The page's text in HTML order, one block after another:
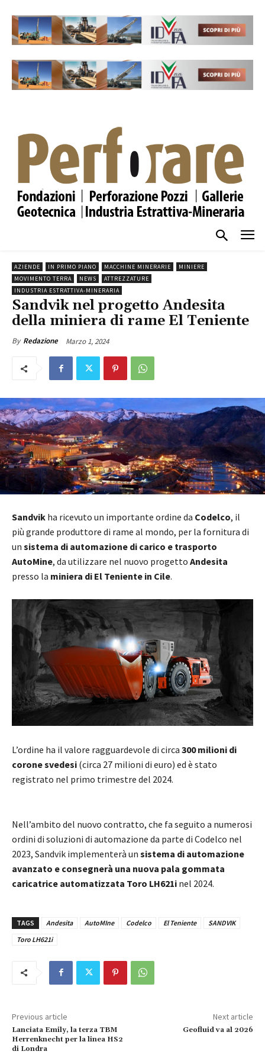
AZIENDE IN PRIMO PIANO MACCHINE MINERARIE
MINIERE
MOVIMENTO TERRA
NEWS
ATTREZZATURE
INDUSTRIA ESTRATTIVA-MINERARIA
Sandvik nel progetto Andesita
della miniera di rame El Teniente
By Redazione Marzo 1, 2024
Sandvik ha ricevuto un importante ordine da Codelco, il
più grande produttore di rame al mondo, per la fornitura di
un sistema di automazione di carico e trasporto
AutoMine, da utilizzare nel nuovo progetto Andesita
presso la miniera di El Teniente in Cile.
L’ordine ha il valore ragguardevole di circa 300 milioni di
corone svedesi (circa 27 milioni di euro) ed è stato
registrato nel primo trimestre del 2024.
Nell’ambito del nuovo contratto, che fa seguito a numerosi
ordini di soluzioni di automazione da parte di Codelco nel
2023, Sandvik implementerà un sistema di automazione
avanzato e consegnerà una nuova pala gommata
caricatrice automatizzata Toro LH621i nel 2024.
TAGS Andesita AutoMIne Codelco El Teniente
SANDVIK
Toro LH621i
Previous article
Lanciata Emily, la terza TBM
Herrenknecht per la linea HS2
di Londra
Next article
Geofluid va al 2026